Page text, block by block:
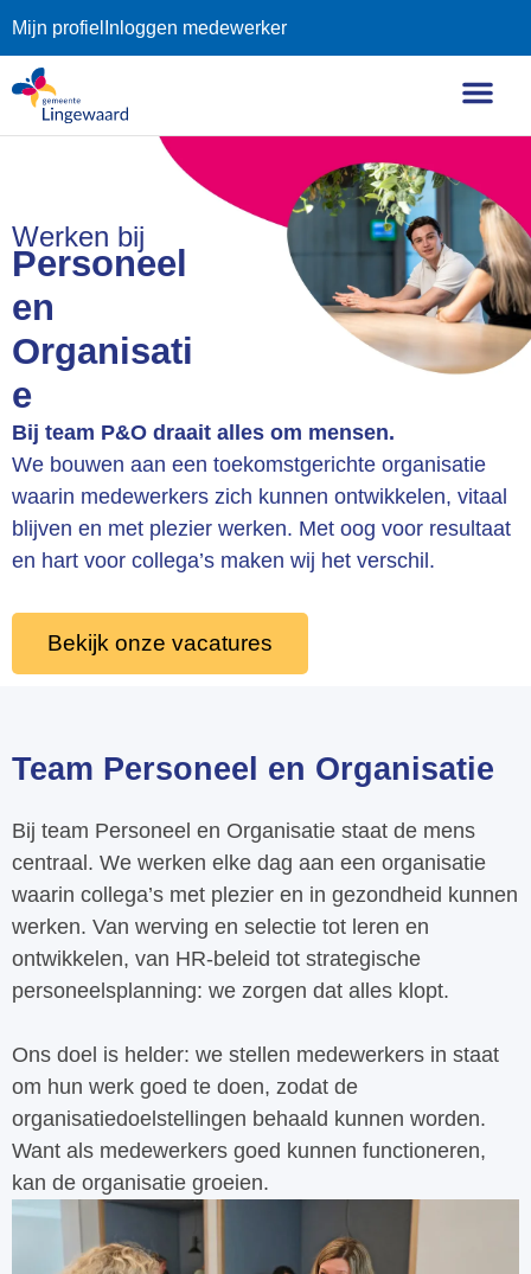
Mijn profiel Inloggen medewerker
Werken bij
Personeel
en
Organisati
e
Bij team P&O draait alles om mensen.
We bouwen aan een toekomstgerichte organisatie
waarin medewerkers zich kunnen ontwikkelen, vitaal
blijven en met plezier werken. Met oog voor resultaat
en hart voor collega’s maken wij het verschil.
Bekijk onze vacatures
Team Personeel en Organisatie
Bij team Personeel en Organisatie staat de mens
centraal. We werken elke dag aan een organisatie
waarin collega’s met plezier en in gezondheid kunnen
werken. Van werving en selectie tot leren en
ontwikkelen, van HR-beleid tot strategische
personeelsplanning: we zorgen dat alles klopt.
Ons doel is helder: we stellen medewerkers in staat
om hun werk goed te doen, zodat de
organisatiedoelstellingen behaald kunnen worden.
Want als medewerkers goed kunnen functioneren,
kan de organisatie groeien.